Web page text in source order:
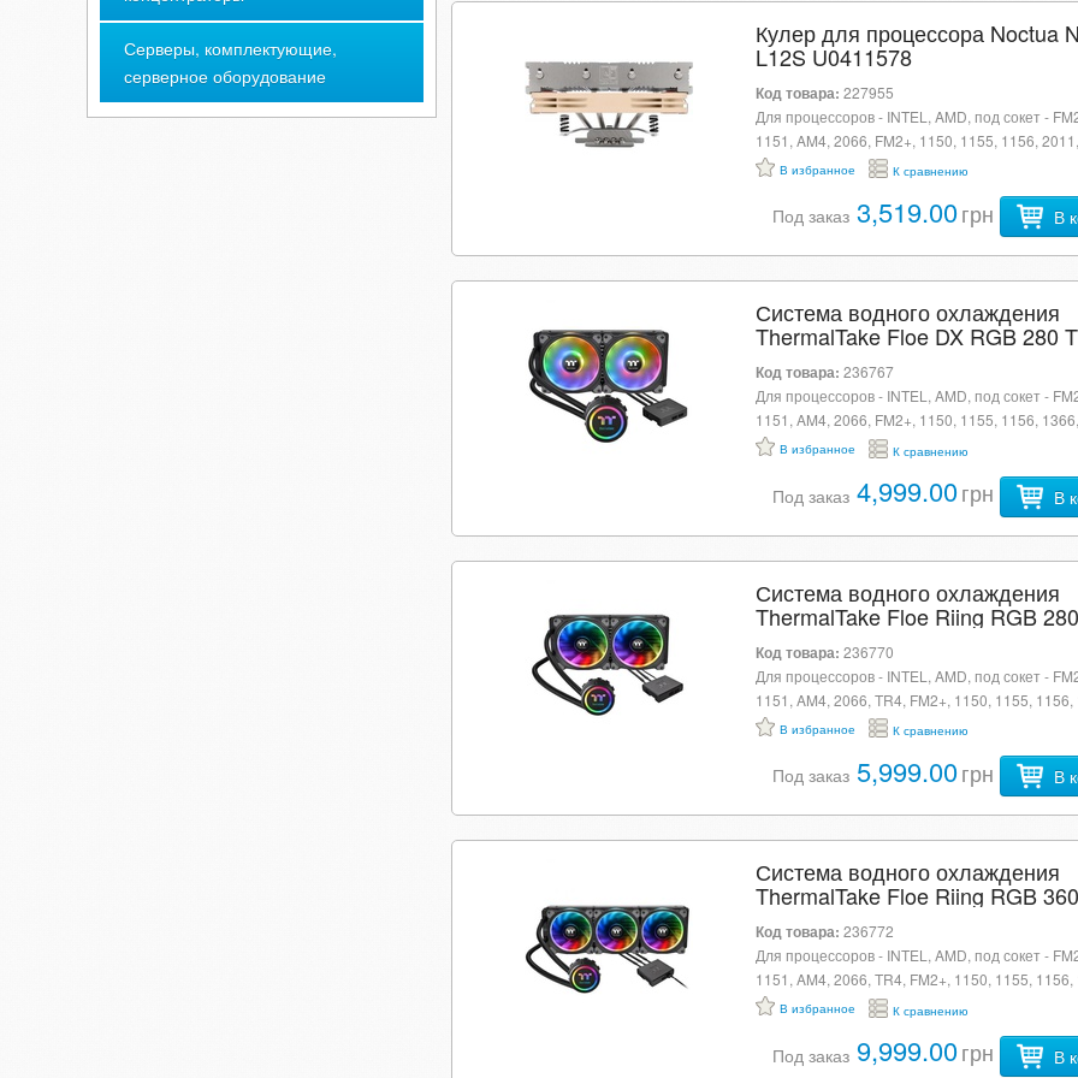
Серверы, комплектующие,
серверное оборудование
Кулер для процессора Noctua
L12S U0411578
Код товара: 227955
Для процессоров - INTEL, AMD, под сокет -
1151, AM4, 2066, FM2+, 1150, 1155, 1156,
AM2+, AM3, AM3+, FM1, тип системы
медь (вставка), диаметр вентиляторов - 120
В избранное К сравнению
Под заказ3,519.00грн В
Система водного охлаждения
ThermalTake Floe DX RGB 280
Premium Edition (CL-W257-
U0422434
Код товара: 236767
Для процессоров - INTEL, AMD, под сокет -
1151, AM4, 2066, FM2+, 1150, 1155, 1156,
AM2, AM2+, AM3, AM3+, материал радиатора -
максимальная скорость вращения
В избранное К сравнению
Под заказ4,999.00грн В
Система водного охлаждения
ThermalTake Floe Riing RGB
Premium Edition (CL-W167-
U0422437
Код товара: 236770
Для процессоров - INTEL, AMD, под сокет -
1151, AM4, 2066, TR4, FM2+, 1150, 1155, 1156,
2011, AM2, AM2+, AM3, AM3+, FM1, материал
максимальная скорость вращения
В избранное К сравнению
Под заказ5,999.00грн В
Система водного охлаждения
ThermalTake Floe Riing RGB
Premium Edition (CL-W158-
U0422439
Код товара: 236772
Для процессоров - INTEL, AMD, под сокет -
1151, AM4, 2066, TR4, FM2+, 1150, 1155, 1156,
2011, AM2, AM2+, AM3, AM3+, FM1, материал
максимальная скорость вращения
В избранное К сравнению
Под заказ9,999.00грн В